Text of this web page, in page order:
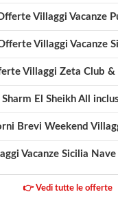
Villaggi Vacanze
Villaggi Vacanze
Villaggi Zeta Club &
Sharm El Sheikh All
Brevi Weekend
Vacanze Sicilia Nave
👉 Vedi tutte le offerte